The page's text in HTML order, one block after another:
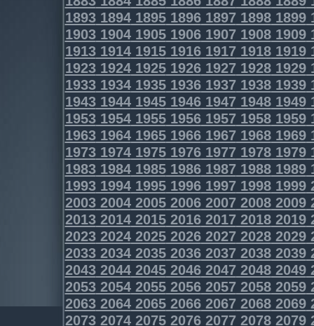
1893189418951896189718981899
1903190419051906190719081909
1913191419151916191719181919
1923192419251926192719281929
1933193419351936193719381939
1943194419451946194719481949
1953195419551956195719581959
1963196419651966196719681969
1973197419751976197719781979
1983198419851986198719881989
1993199419951996199719981999
2003200420052006200720082009
2013201420152016201720182019
2023202420252026202720282029
2033203420352036203720382039
2043204420452046204720482049
2053205420552056205720582059
2063206420652066206720682069
2073207420752076207720782079